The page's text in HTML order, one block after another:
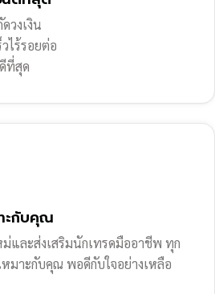
วงเงิน
ไร้รอยต่อ
ที่สุด
ะกับคุณ
และส่งเสริมนักเทรดมืออาชีพ ทุก
มาะกับคุณ พอดีกับใจอย่างเหลือ